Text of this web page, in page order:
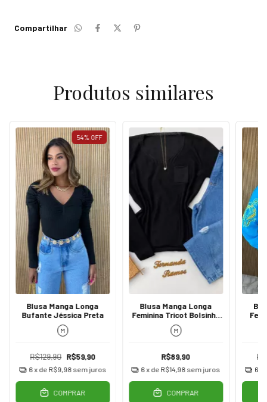
Compartilhar
Produtos similares
54% OFF
Blusa Manga Longa
Bufante Jéssica Preta
M
R$129,90 R$59,90
6x de R$9,98 sem juros
COMPRAR
Blusa Manga Longa
Feminina Tricot Bolsinho
Preta
M
R$89,90
6 x de R$14,98 sem juros
COMPRAR
6